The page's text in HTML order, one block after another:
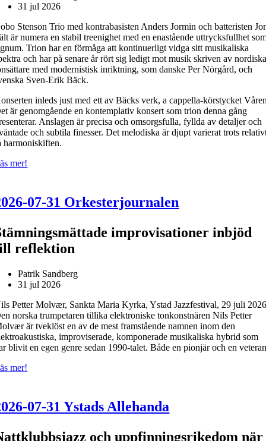
31 jul 2026
Stenson Trio med kontrabasisten Anders Jormin och batteristen
är numera en stabil treenighet med en enastående uttrycksfullhet
Trion har en förmåga att kontinuerligt vidga sitt musikaliska
och har på senare år rört sig ledigt mot musik skriven av
med modernistisk inriktning, som danske Per Nörgård, och
Sven-Erik Bäck.
inleds just med ett av Bäcks verk, a cappella-körstycket
är genomgående en kontemplativ konsert som trion denna gång
Anslagen är precisa och omsorgsfulla, fyllda av detaljer och
och subtila finesser. Det melodiska är djupt varierat trots
harmoniskiften.
mer!
07-31 Orkesterjournalen
improvisationer inbjöd
reflektion
Patrik Sandberg
31 jul 2026
Petter Molvær, Sankta Maria Kyrka, Ystad Jazzfestival, 29 juli
norska trumpetaren tillika elektroniske tonkonstnären Nils Petter
är tveklöst en av de mest framstående namnen inom den
improviserade, komponerade musikaliska hybrid som
blivit en egen genre sedan 1990-talet. Både en pionjär och en
mer!
07-31 Ystads Allehanda
och uppfinningsrikedom när